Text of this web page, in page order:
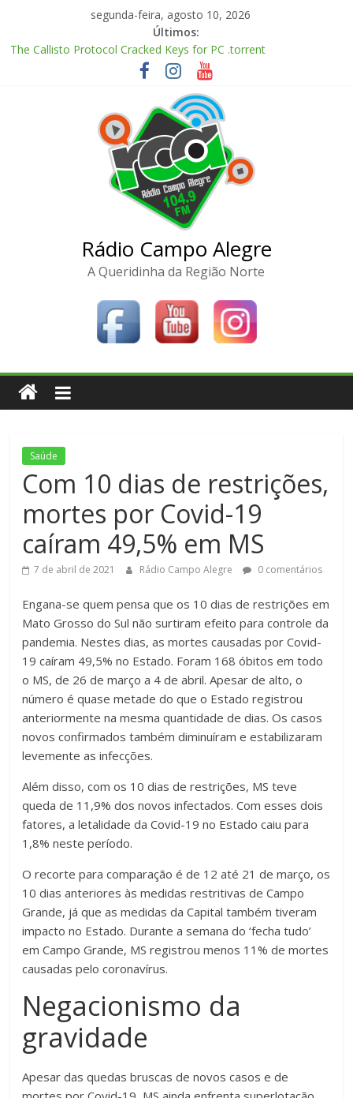
segunda-feira, agosto 10, 2026
Últimos:
The Callisto Protocol Cracked Keys for PC .torrent
Zhu Xian: Zuizhong Ji 2026 Clean Audio Extended M𝐚gn𝐞t L𝐢nk
McAfee Visual Trace Activated (x64) Reddit
Marvel’s Spider-Man Remastered Crack DODI Repack for
Meitantei Precure! Movie: Fushigi na Niwa to 2-ri no Himitsu
2026 MKV English/Japanese Complete Torr𝐞nt
Rádio Campo Alegre
A Queridinha da Região Norte
Saúde
Com 10 dias de restrições,
mortes por Covid-19
caíram 49,5% em MS
7 de abril de 2021 Rádio Campo Alegre 0 comentários
Engana-se quem pensa que os 10 dias de restrições em
Mato Grosso do Sul não surtiram efeito para controle da
pandemia. Nestes dias, as mortes causadas por Covid-
19 caíram 49,5% no Estado. Foram 168 óbitos em todo
o MS, de 26 de março a 4 de abril. Apesar de alto, o
número é quase metade do que o Estado registrou
anteriormente na mesma quantidade de dias. Os casos
novos confirmados também diminuíram e estabilizaram
levemente as infecções.
Além disso, com os 10 dias de restrições, MS teve
queda de 11,9% dos novos infectados. Com esses dois
fatores, a letalidade da Covid-19 no Estado caiu para
1,8% neste período.
O recorte para comparação é de 12 até 21 de março, os
10 dias anteriores às medidas restritivas de Campo
Grande, já que as medidas da Capital também tiveram
impacto no Estado. Durante a semana do ‘fecha tudo’
em Campo Grande, MS registrou menos 11% de mortes
causadas pelo coronavírus.
Negacionismo da
gravidade
Apesar das quedas bruscas de novos casos e de